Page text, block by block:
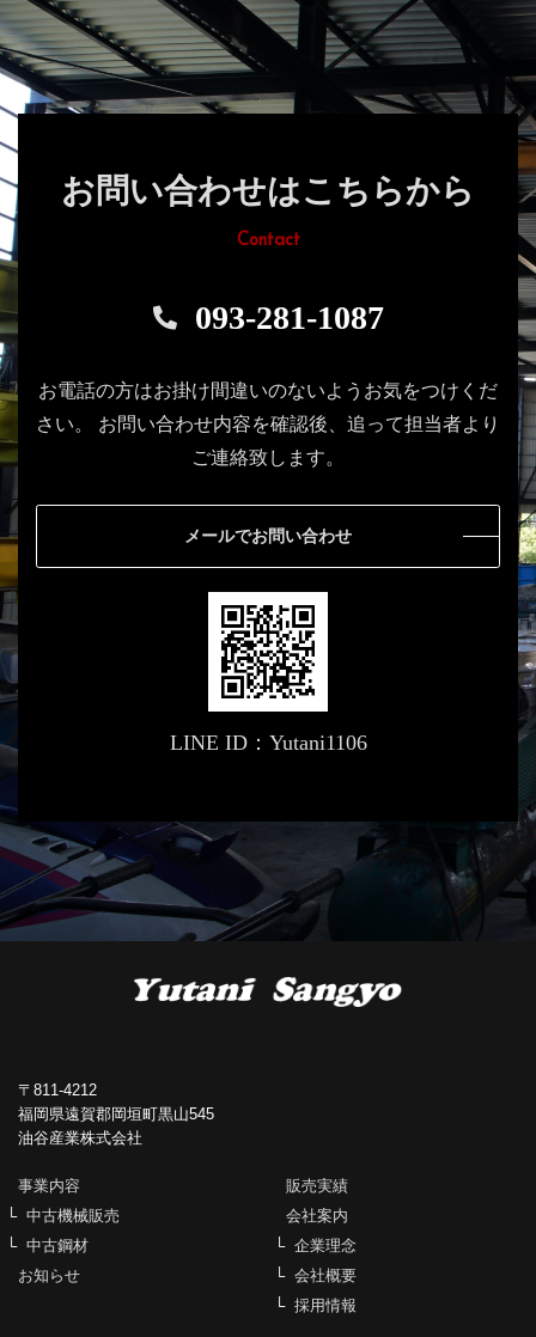
お問い合わせはこちらから
Contact
093-281-1087
お電話の方はお掛け間違いのないようお気をつけくだ
さい。
お問い合わせ内容を確認後、追って担当者より
ご連絡致します。
メールでお問い合わせ
LINE ID：Yutani1106
〒811-4212
福岡県遠賀郡岡垣町黒山545
油谷産業株式会社
事業内容
中古機械販売
中古鋼材
お知らせ
販売実績
会社案内
企業理念
会社概要
採用情報